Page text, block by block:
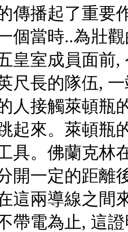
傳播起了重要
個當時..為壯
皇室成員面前
尺長的隊伍,
人接觸萊頓瓶
起來。萊頓瓶
具。佛蘭克林
開一定的距離
這兩導線之間
帶電為止, 這